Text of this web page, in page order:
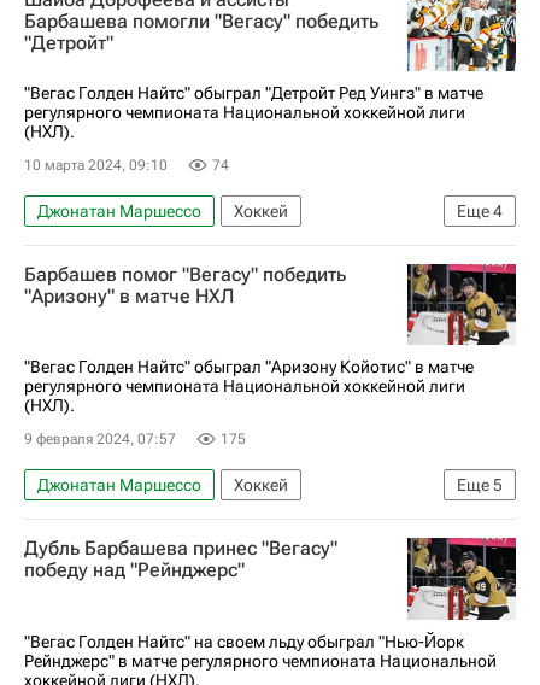
Флорида Пантерз
Оттава Сенаторз
Калгари Флэймз
Национальная хоккейная лига (НХЛ)
Барбашева помогли "Вегасу" победить
"Детройт"
"Вегас Голден Найтс" обыграл "Детройт Ред Уингз" в матче
регулярного чемпионата Национальной хоккейной лиги
(НХЛ).
10 марта 2024, 09:10 74
Еще4
Джонатан Маршессо
Хоккей
Национальная хоккейная лига (НХЛ)
Брэйден Макнэбб
Вегас Голден Найтс
Барбашев помог "Вегасу" победить
"Аризону" в матче НХЛ
"Вегас Голден Найтс" обыграл "Аризону Койотис" в матче
регулярного чемпионата Национальной хоккейной лиги
(НХЛ).
9 февраля 2024, 07:57 175
Еще5
Джонатан Маршессо
Хоккей
Вегас Голден Найтс
Аризона Койотис
Николас Хаг
Иван Барбашев
Дубль Барбашева принес "Вегасу"
победу над "Рейнджерс"
"Вегас Голден Найтс" на своем льду обыграл "Нью-Йорк
Рейнджерс" в матче регулярного чемпионата Национальной
хоккейной лиги (НХЛ).